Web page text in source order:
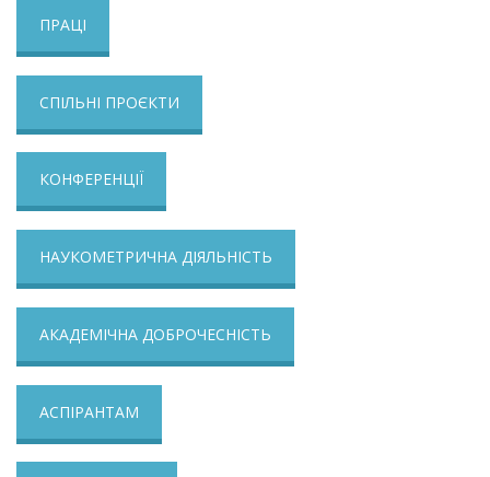
ПРАЦІ
СПІЛЬНІ ПРОЄКТИ
КОНФЕРЕНЦІЇ
НАУКОМЕТРИЧНА ДІЯЛЬНІСТЬ
АКАДЕМІЧНА ДОБРОЧЕСНІСТЬ
АСПІРАНТАМ